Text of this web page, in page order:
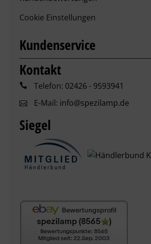
Cookie Einstellungen
Kundenservice
Kontakt
Telefon: 02426 - 9593941
E-Mail: info@spezilamp.de
Siegel